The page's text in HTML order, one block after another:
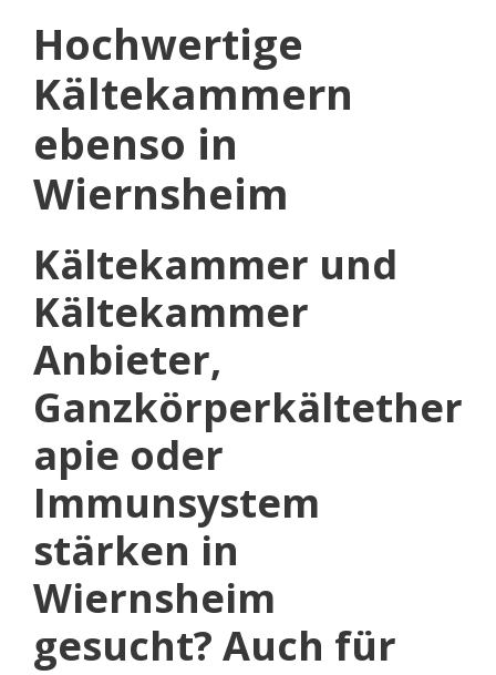
Hochwertige
Kältekammern
ebenso in
Wiernsheim
Kältekammer und
Kältekammer
Anbieter,
Ganzkörperkältether
apie oder
Immunsystem
stärken in
Wiernsheim
gesucht? Auch für